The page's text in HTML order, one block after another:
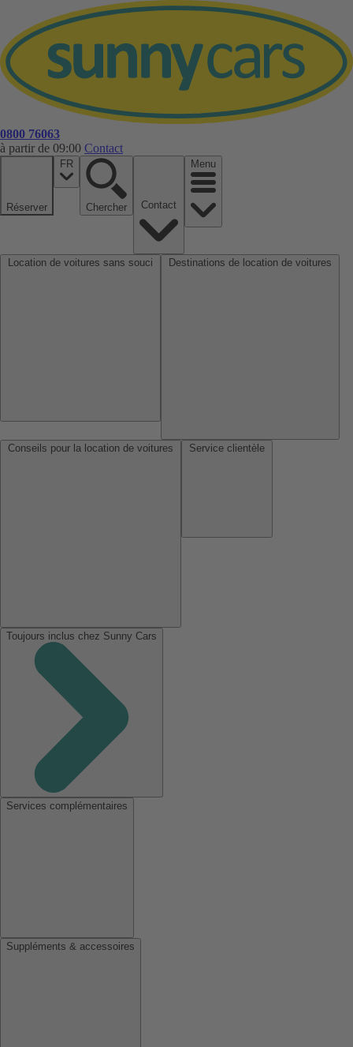
0800 76063
à partir de 09:00 Contact
Réserver
FR
Chercher
Menu
Toujours inclus chez Sunny Cars
Services complémentaires
Suppléments & accessoires